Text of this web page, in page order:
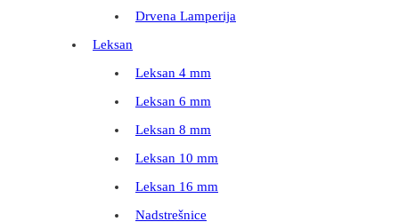
Drvena Lamperija
Leksan
Leksan 4 mm
Leksan 6 mm
Leksan 8 mm
Leksan 10 mm
Leksan 16 mm
Nadstrešnice